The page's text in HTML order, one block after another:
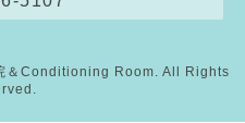
＆Conditioning Room . All Rights